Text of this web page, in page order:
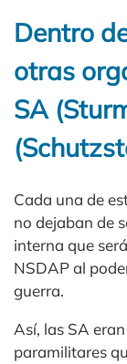
Dentro
otras
SA
Cada una de
no dejaban de
interna que
NSDAP al
guerra.
Así, las SA
paramilitares